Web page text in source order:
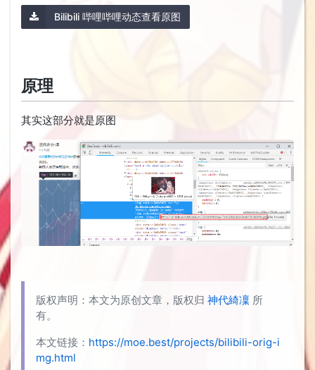
Bilibili 哔哩哔哩动态查看原图
原理
其实这部分就是原图
版权声明：本文为原创文章，版权归 神代綺凜 所
有。
本文链接： https://moe.best/projects/bilibili-orig-i
mg.html